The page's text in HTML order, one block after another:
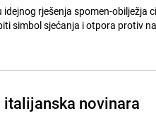
rješenja spomen-obilježja
simbol sjećanja i otpora protiv
novinara